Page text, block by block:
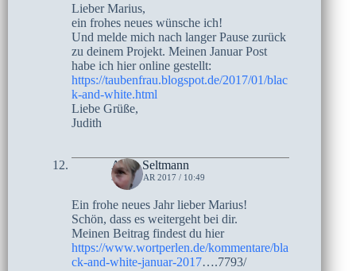
Lieber Marius,
ein frohes neues wünsche ich!
Und melde mich nach langer Pause zurück
zu deinem Projekt. Meinen Januar Post
habe ich hier online gestellt:
https://taubenfrau.blogspot.de/2017/01/blac
k-and-white.html
Liebe Grüße,
Judith
Anne Seltmann
5. JANUAR 2017 / 10:49
Ein frohe neues Jahr lieber Marius!
Schön, dass es weitergeht bei dir.
Meinen Beitrag findest du hier
https://www.wortperlen.de/kommentare/bla
ck-and-white-januar-2017….7793/